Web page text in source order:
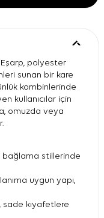
polyester
sunan bir kare
kombinlerinde
kullanıcılar için
omuzda veya
bağlama stillerinde
uygun yapı,
kıyafetlere